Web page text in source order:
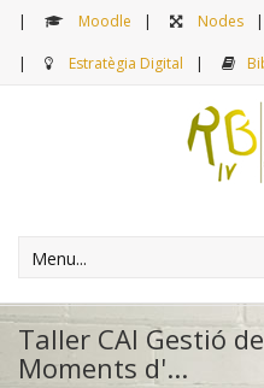
Moodle Nodes
Estratègia Digital
Menu...
Taller CAI Gestió
Moments d'...